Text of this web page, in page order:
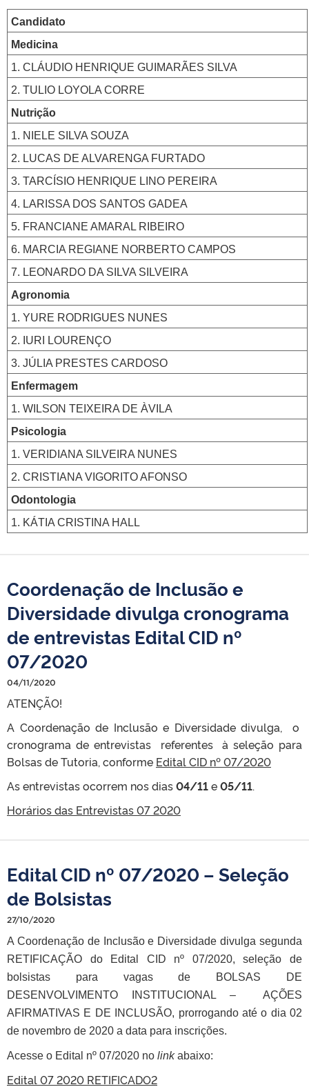
Candidato
Medicina
1. CLÁUDIO HENRIQUE GUIMARÃES SILVA
2. TULIO LOYOLA CORRE
Nutrição
1. NIELE SILVA SOUZA
2. LUCAS DE ALVARENGA FURTADO
3. TARCÍSIO HENRIQUE LINO PEREIRA
4. LARISSA DOS SANTOS GADEA
5. FRANCIANE AMARAL RIBEIRO
6. MARCIA REGIANE NORBERTO CAMPOS
7. LEONARDO DA SILVA SILVEIRA
Agronomia
1. YURE RODRIGUES NUNES
2. IURI LOURENÇO
3. JÚLIA PRESTES CARDOSO
Enfermagem
1. WILSON TEIXEIRA DE ÀVILA
Psicologia
1. VERIDIANA SILVEIRA NUNES
2. CRISTIANA VIGORITO AFONSO
Odontologia
1. KÁTIA CRISTINA HALL
Coordenação de Inclusão e
Diversidade divulga cronograma
de entrevistas Edital CID nº
07/2020
04/11/2020
ATENÇÃO!
A Coordenação de Inclusão e Diversidade divulga, o
cronograma de entrevistas referentes à seleção para
Bolsas de Tutoria, conforme Edital CID nº 07/2020
As entrevistas ocorrem nos dias04/11e05/11.
Horários das Entrevistas 07 2020
Edital CID nº 07/2020 – Seleção
de Bolsistas
27/10/2020
A Coordenação de Inclusão e Diversidade divulga segunda
RETIFICAÇÃO do Edital CID nº 07/2020, seleção de
bolsistas para vagas de BOLSAS DE
DESENVOLVIMENTO INSTITUCIONAL – AÇÕES
AFIRMATIVAS E DE INCLUSÃO, prorrogando até o dia 02
de novembro de 2020 a data para inscrições.
Acesse o Edital nº 07/2020 no linkabaixo:
Edital 07 2020 RETIFICADO2